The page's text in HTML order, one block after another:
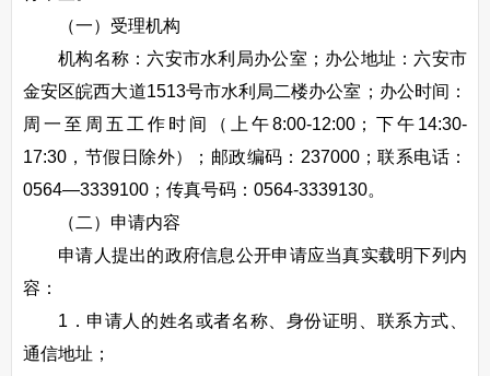
（一）受理机构
机构名称：六安市水利局办公室；办公地址：六安市
金安区皖西大道1513号市水利局二楼办公室；办公时间：
周一至周五工作时间（上午8:00-12:00；下午14:30-
17:30，节假日除外）；邮政编码：237000；联系电话：
0564—3339100；传真号码：0564-3339130。
（二）申请内容
申请人提出的政府信息公开申请应当真实载明下列内
容：
1．申请人的姓名或者名称、身份证明、联系方式、
通信地址；